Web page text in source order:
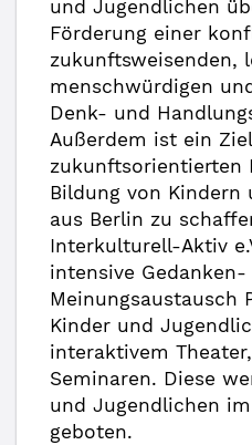
und Jugendlichen
Förderung einer
zukunftsweisenden,
menschwürdigen
Denk- und
Außerdem ist ein
zukunftsorientierten
Bildung von Kindern
aus Berlin zu
Interkulturell-Aktiv
intensive Gedanken-
Meinungsaustausch
Kinder und
interaktivem
Seminaren. Diese
und Jugendlichen
geboten.